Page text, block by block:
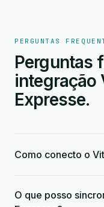
PERGUNTAS
Perguntas
integração
Expresse.
Como conecto o
O que posso